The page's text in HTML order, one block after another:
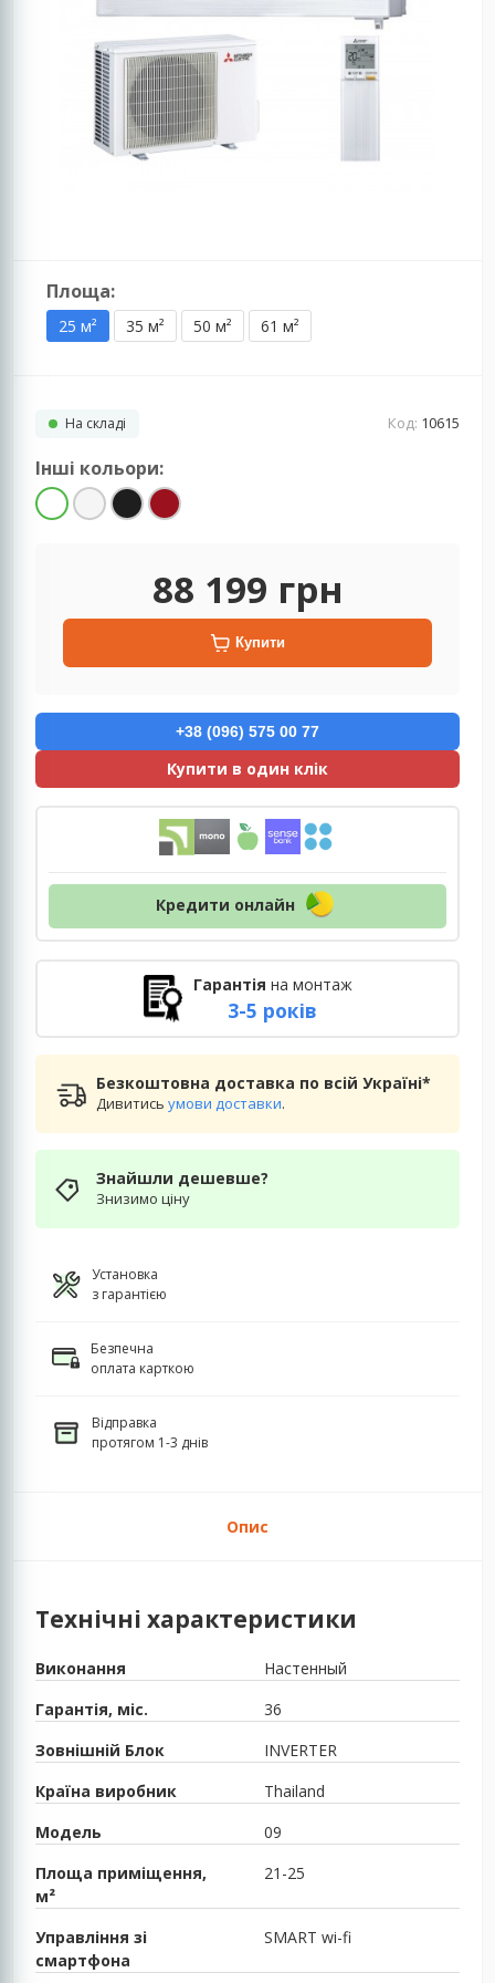
Площа:
25 м² 35 м² 50 м² 61 м²
На складі Код: 10615
Інші кольори:
88 199 грн
Купити
+38 (096) 575 00 77
Купити в один клік
Кредити онлайн
Гарантія на монтаж
3-5 років
Безкоштовна доставка по всій Україні*
Дивитисьумови доставки.
Знайшли дешевше?
Знизимо ціну
Установка
з гарантією
Безпечна
оплата карткою
Відправка
протягом 1-3 днів
Опис
Технічні характеристики
Виконання
Настенный
Гарантія, міс.
36
Зовнішній Блок
INVERTER
Країна виробник
Thailand
Модель
09
Площа приміщення,
м²
21-25
Управління зі
смартфона
SMART wi-fi